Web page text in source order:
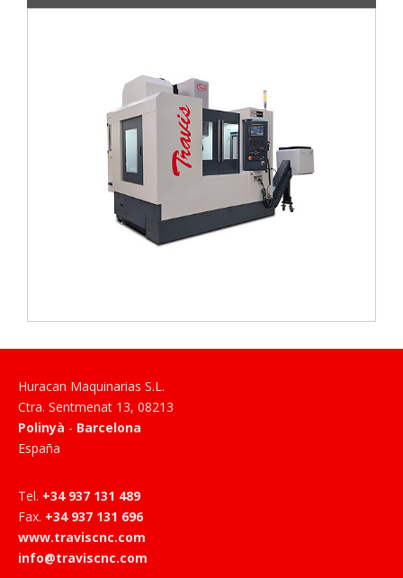
Huracan Maquinarias S.L.
Ctra. Sentmenat 13, 08213
Polinyà - Barcelona
España
Tel. +34 937 131 489
Fax. +34 937 131 696
www.traviscnc.com
info@traviscnc.com